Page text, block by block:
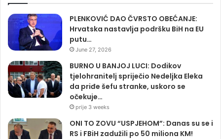
PLENKOVIĆ DAO ČVRSTO OBEĆANJE:
Hrvatska nastavlja podršku BiH na EU
putu…
June 27, 2026
BURNO U BANJOJ LUCI: Dodikov
tjelohranitelj spriječio Nedeljka Eleka
da priđe šefu stranke, uskoro se
očekuje…
prije 3 weeks
ONI TO ZOVU “USPJEHOM”: Danas su se i
RS i FBiH zadužili po 50 miliona KM!